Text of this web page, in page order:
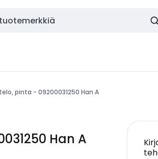
pinta - 09200031250 Han A
Han A